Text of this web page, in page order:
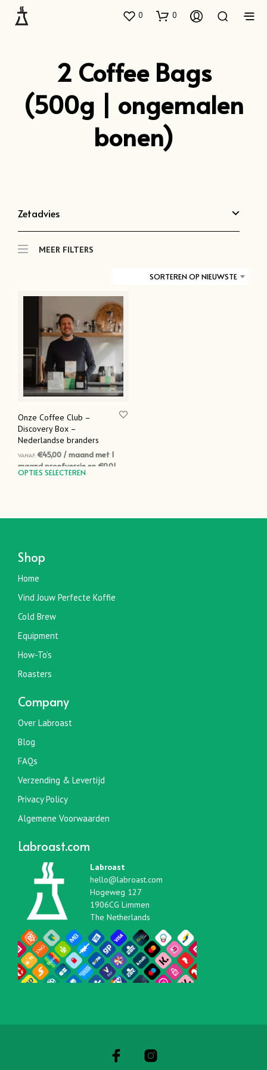
0 0
2 Coffee Bags
(500g | ongemalen
bonen)
Zetadvies
MEER FILTERS
SORTEREN OP NIEUWSTE
Onze Coffee Club –
Discovery Box –
Nederlandse branders
VANAF:€45,00 / maand met 1
maand proefversie en€0,01
aanmeldkosten
OPTIES SELECTEREN
variaties.
Shop
Home
Vind Jouw Perfecte Koffie
Cold Brew
Equipment
How-To’s
Roasters
Company
Over Labroast
Blog
FAQs
Verzending & Levertijd
Privacy Policy
Algemene Voorwaarden
Labroast.com
Labroast
hello@labroast.com
Hogeweg 127
1906CG Limmen
The Netherlands